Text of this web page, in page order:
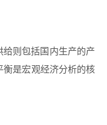
则包括国内生产的产
衡是宏观经济分析的核